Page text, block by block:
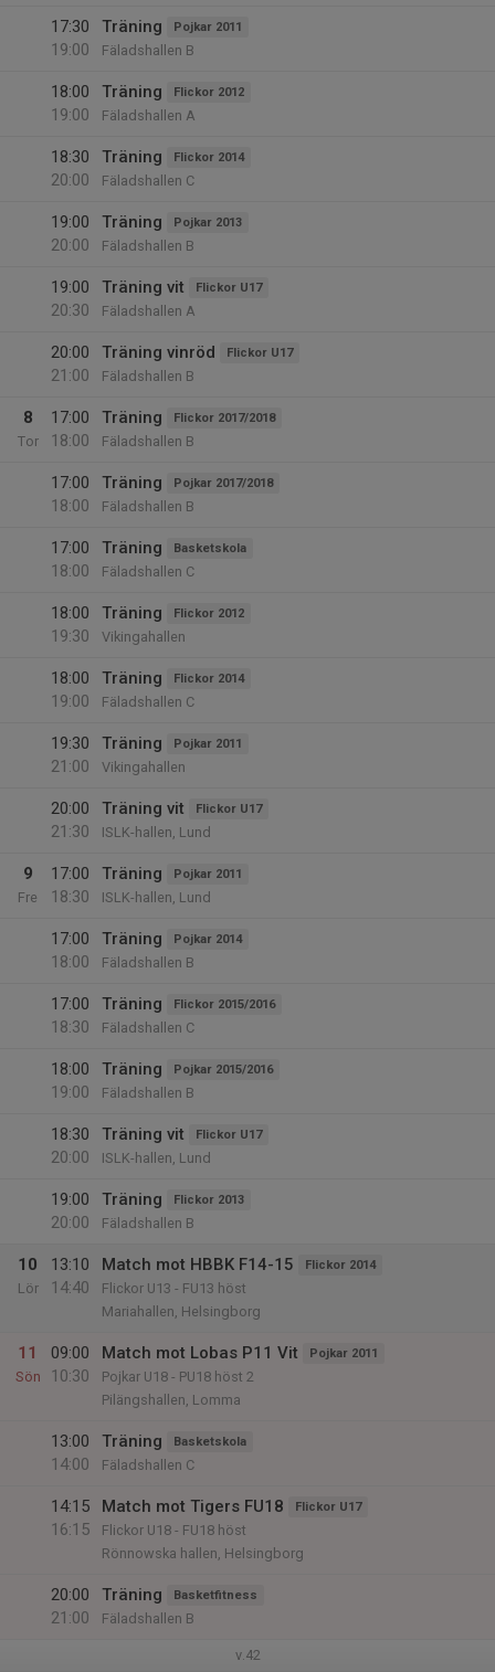
17:30
19:00
Träning Pojkar 2011
Fäladshallen B
18:00
19:00
Träning Flickor 2012
Fäladshallen A
18:30
20:00
Träning Flickor 2014
Fäladshallen C
19:00
20:00
Träning Pojkar 2013
Fäladshallen B
19:00
20:30
Träning vit Flickor U17
Fäladshallen A
20:00
21:00
Träning vinröd Flickor U17
Fäladshallen B
8
Tor
17:00
18:00
Träning Flickor 2017/2018
Fäladshallen B
17:00
18:00
Träning Pojkar 2017/2018
Fäladshallen B
17:00
18:00
Träning Basketskola
Fäladshallen C
18:00
19:30
Träning Flickor 2012
Vikingahallen
18:00
19:00
Träning Flickor 2014
Fäladshallen C
19:30
21:00
Träning Pojkar 2011
Vikingahallen
20:00
21:30
Träning vit Flickor U17
ISLK-hallen, Lund
9
Fre
17:00
18:30
Träning Pojkar 2011
ISLK-hallen, Lund
17:00
18:00
Träning Pojkar 2014
Fäladshallen B
17:00
18:30
Träning Flickor 2015/2016
Fäladshallen C
18:00
19:00
Träning Pojkar 2015/2016
Fäladshallen B
18:30
20:00
Träning vit Flickor U17
ISLK-hallen, Lund
19:00
20:00
Träning Flickor 2013
Fäladshallen B
10
Lör
13:10
14:40
Match mot HBBK F14-15 Flickor 2014
Flickor U13 - FU13 höst
Mariahallen, Helsingborg
11
Sön
09:00
10:30
Match mot Lobas P11 Vit Pojkar 2011
Pojkar U18 - PU18 höst 2
Pilängshallen, Lomma
13:00
14:00
Träning Basketskola
Fäladshallen C
14:15
16:15
Match mot Tigers FU18 Flickor U17
Flickor U18 - FU18 höst
Rönnowska hallen, Helsingborg
20:00
21:00
Träning Basketfitness
Fäladshallen B
v.42